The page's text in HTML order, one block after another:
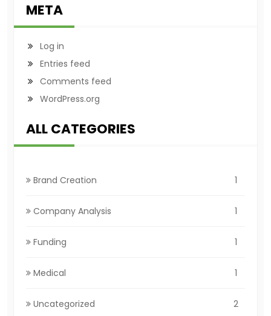
META
Log in
Entries feed
Comments feed
WordPress.org
ALL CATEGORIES
Brand Creation 1
Company Analysis 1
Funding 1
Medical 1
Uncategorized 2